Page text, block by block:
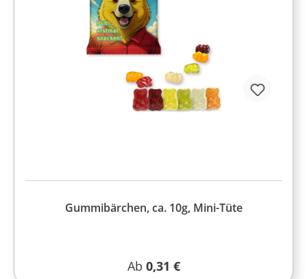
Gummibärchen, ca. 10g, Mini-Tüte
Regulärer Preis:
Ab 0,31 €